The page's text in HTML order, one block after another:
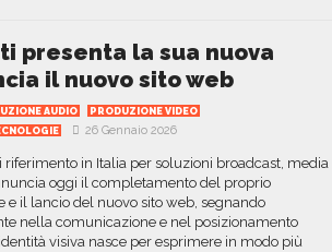
presenta la sua nuova
il nuovo sito web
AUDIO
PRODUZIONE VIDEO
26 Gennaio 2026
riferimento in Italia per soluzioni broadcast, media
oggi il completamento del proprio
e il lancio del nuovo sito web, segnando
nella comunicazione e nel posizionamento
visiva nasce per esprimere in modo più